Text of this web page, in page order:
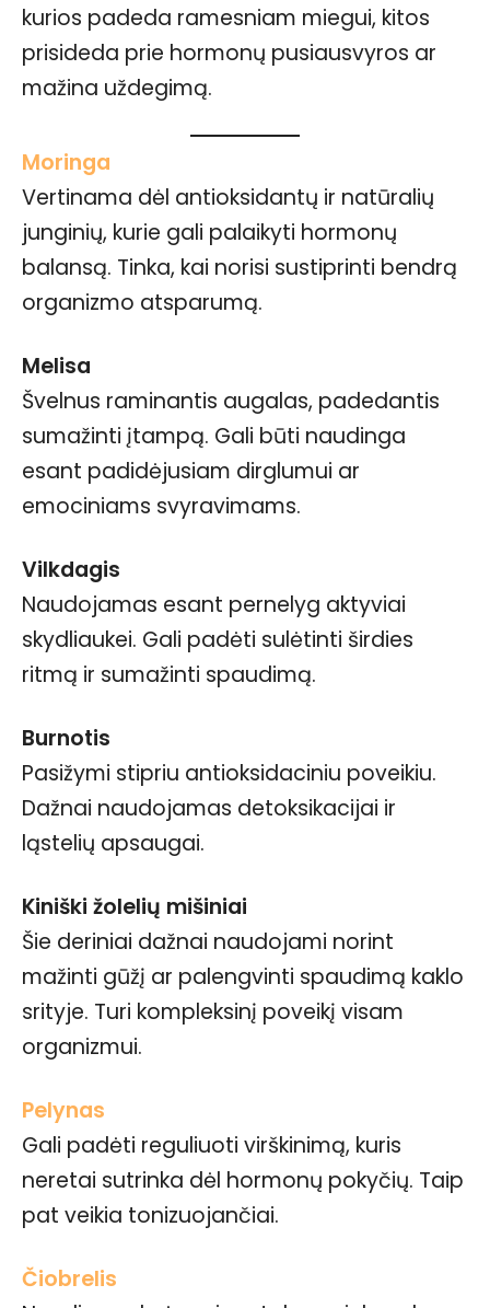
kurios padeda ramesniam miegui, kitos
prisideda prie hormonų pusiausvyros ar
mažina uždegimą.
Moringa
Vertinama dėl antioksidantų ir natūralių
junginių, kurie gali palaikyti hormonų
balansą. Tinka, kai norisi sustiprinti bendrą
organizmo atsparumą.
Melisa
Švelnus raminantis augalas, padedantis
sumažinti įtampą. Gali būti naudinga
esant padidėjusiam dirglumui ar
emociniams svyravimams.
Vilkdagis
Naudojamas esant pernelyg aktyviai
skydliaukei. Gali padėti sulėtinti širdies
ritmą ir sumažinti spaudimą.
Burnotis
Pasižymi stipriu antioksidaciniu poveikiu.
Dažnai naudojamas detoksikacijai ir
ląstelių apsaugai.
Kiniški žolelių mišiniai
Šie deriniai dažnai naudojami norint
mažinti gūžį ar palengvinti spaudimą kaklo
srityje. Turi kompleksinį poveikį visam
organizmui.
Pelynas
Gali padėti reguliuoti virškinimą, kuris
neretai sutrinka dėl hormonų pokyčių. Taip
pat veikia tonizuojančiai.
Čiobrelis